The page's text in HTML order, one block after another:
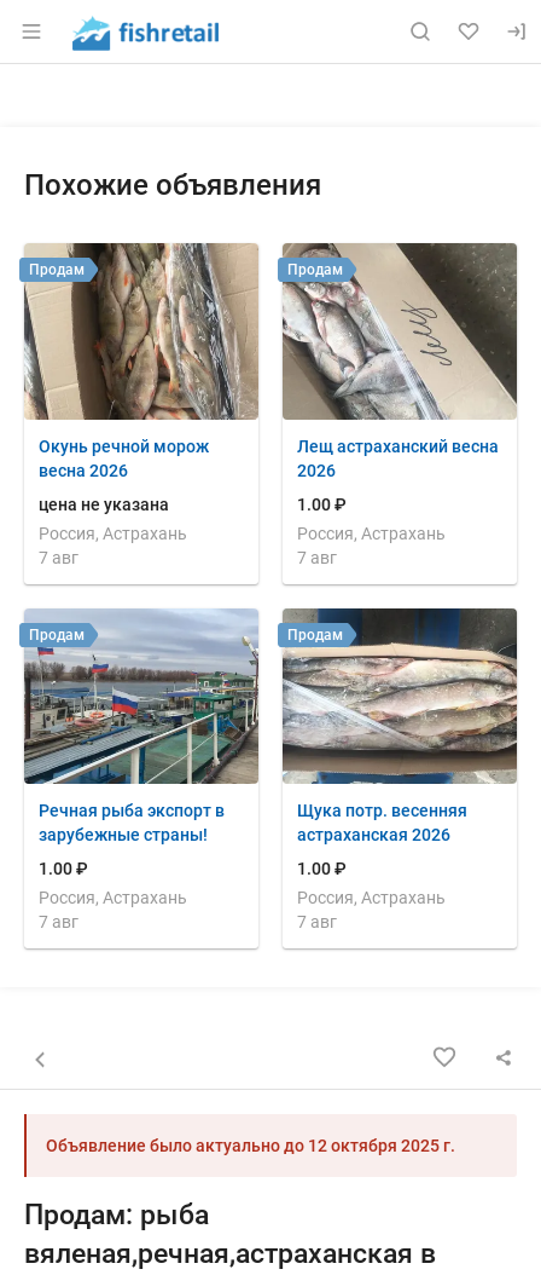
Раздел навигации по сайту fishretail.ru
Похожие объявления
Окунь речной морож
весна 2026
цена не указана
Россия, Астрахань
7 авг
Продам
Лещ астраханский весна
2026
1.00 ₽
Россия, Астрахань
7 авг
Продам
Речная рыба экспорт в
зарубежные страны!
1.00 ₽
Россия, Астрахань
7 авг
Продам
Щука потр. весенняя
астраханская 2026
1.00 ₽
Россия, Астрахань
7 авг
Продам
Назад к списку объявлений
Объявление было актуально до 12 октября 2025 г.
Продам: рыба
вяленая,речная,астраханская в